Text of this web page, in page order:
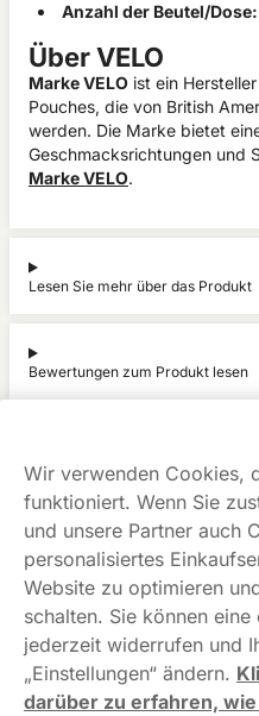
Anzahl der Beutel/Dose:
Über VELO
Marke VELO ist ein
Pouches, die von British
werden. Die Marke bietet
Geschmacksrichtungen und
Marke VELO.
Lesen Sie mehr über das Produkt
Bewertungen zum Produkt lesen
Rechnung
Dieses Produkt ist nicht
süchtig machende
Kundendienst
Wir verwenden Cookies,
funktioniert. Wenn Sie
und unsere Partner auch
personalisiertes
Website zu optimieren
schalten. Sie können
jederzeit widerrufen und
„Einstellungen“ ändern.
darüber zu erfahren,